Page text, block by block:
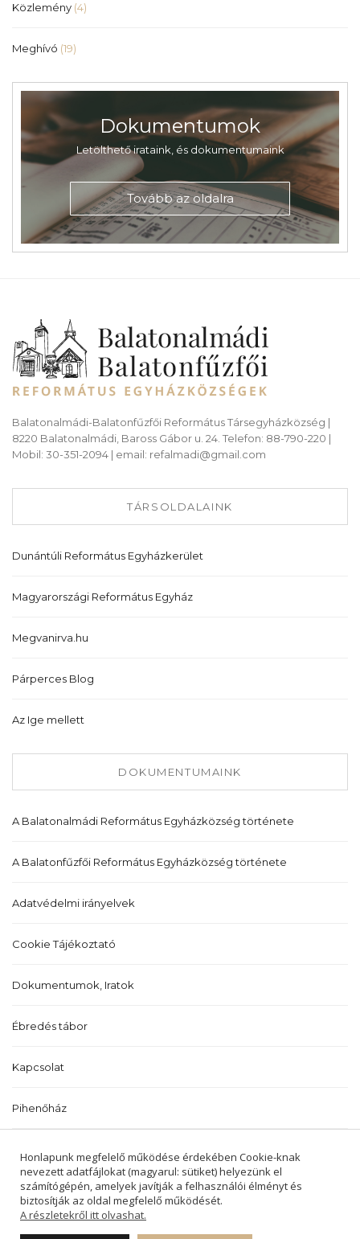
Közlemény (4)
Meghívó (19)
Dokumentumok
Letölthető irataink, és dokumentumaink
Tovább az oldalra
Balatonalmádi-Balatonfűzfői Református Társegyházközség |
8220 Balatonalmádi, Baross Gábor u. 24. Telefon: 88-790-220 |
Mobil: 30-351-2094 | email: refalmadi@gmail.com
TÁRSOLDALAINK
Dunántúli Református Egyházkerület
Magyarországi Református Egyház
Megvanirva.hu
Párperces Blog
Az Ige mellett
DOKUMENTUMAINK
A Balatonalmádi Református Egyházközség története
A Balatonfűzfői Református Egyházközség története
Adatvédelmi irányelvek
Cookie Tájékoztató
Dokumentumok, Iratok
Ébredés tábor
Kapcsolat
Pihenőház
2022 © BALATONALMÁDI ÉS BALATONFŰZFŐI
REFORMÁTUS EGYHÁZKÖZSÉGEK -
Honlapunk megfelelő működése érdekében Cookie-knak
nevezett adatfájlokat (magyarul: sütiket) helyezünk el
számítógépén, amelyek javítják a felhasználói élményt és
biztosítják az oldal megfelelő működését.
A részletekről itt olvashat.